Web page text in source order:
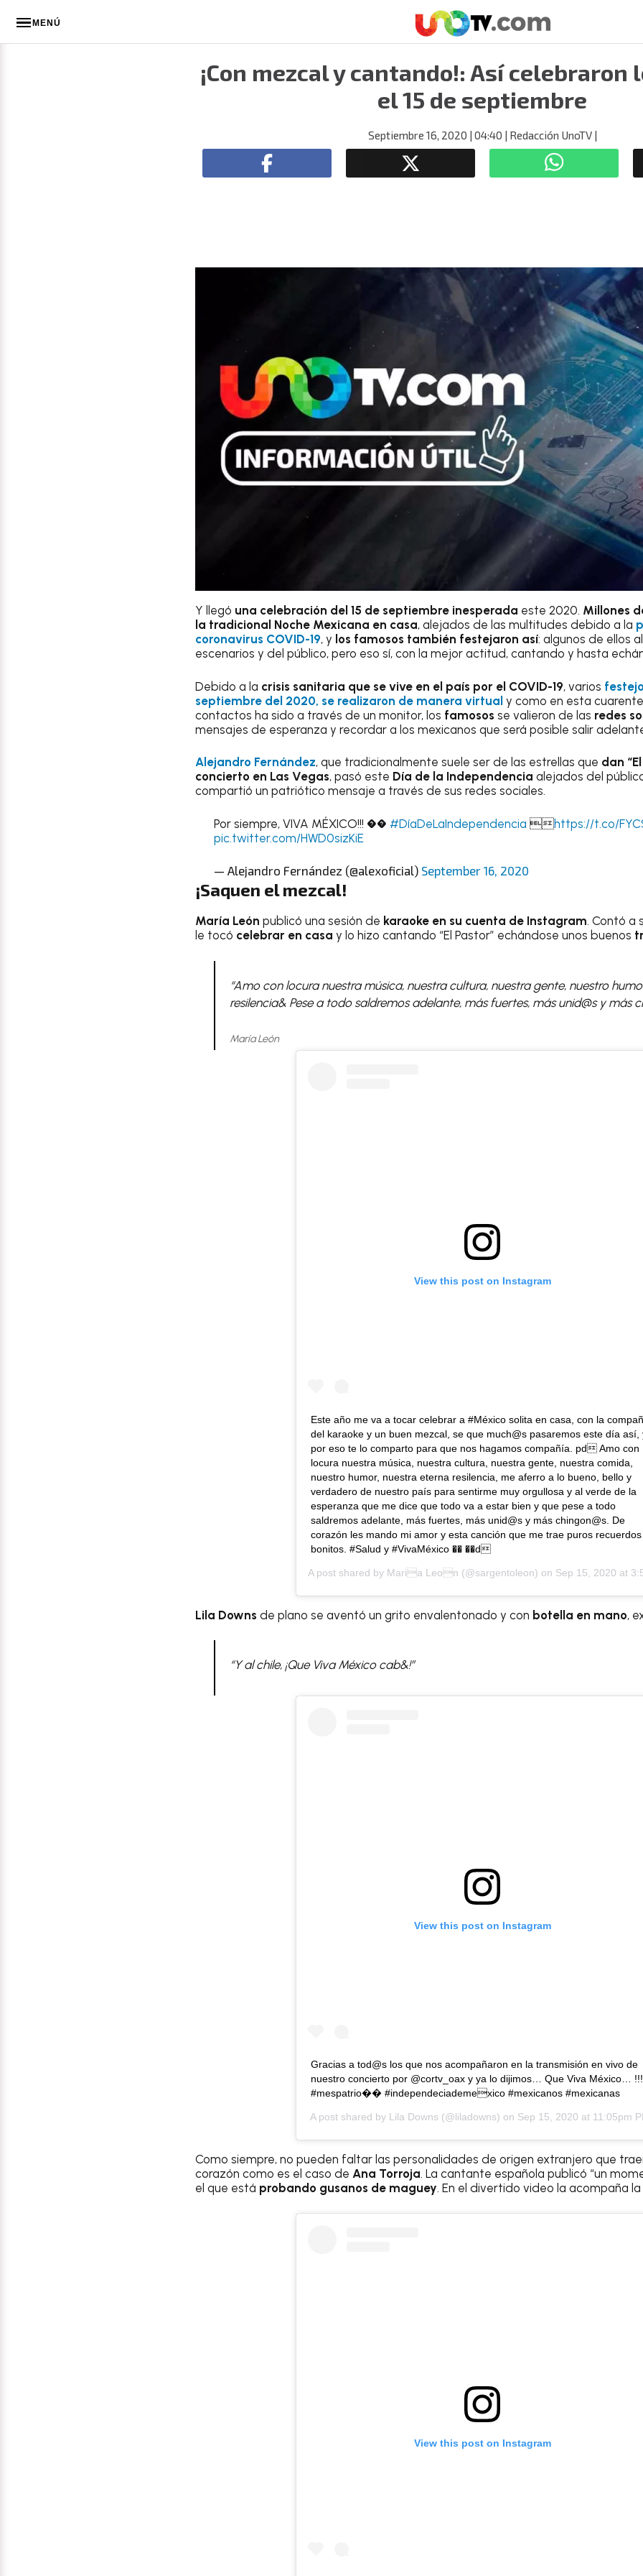
MENÚ
¡Con mezcal y cantando!: Así celebraron
el 15 de septiembre
Septiembre 16, 2020 | 04:40 | Redacción UnoTV|
Y llegó una celebración del 15 de septiembre inesperada este 2020. Millones
la tradicional Noche Mexicana en casa, alejados de las multitudes debido a la
coronavirus COVID-19, y los famosos también festejaron así: algunos de ellos
escenarios y del público, pero eso sí, con la mejor actitud, cantando y hasta
Debido a la crisis sanitaria que se vive en el país por el COVID-19, varios
septiembre del 2020, se realizaron de manera virtual y como en esta
contactos ha sido a través de un monitor, los famosos se valieron de las redes
mensajes de esperanza y recordar a los mexicanos que será posible salir
Alejandro Fernández, que tradicionalmente suele ser de las estrellas que dan
concierto en Las Vegas, pasó este Día de la Independencia alejados del
compartió un patriótico mensaje a través de sus redes sociales.
Por siempre, VIVA MÉXICO!!! �� #DíaDeLaIndependencia https://t.co/
pic.twitter.com/HWD0sizKiE
— Alejandro Fernández (@alexoficial) September 16, 2020
¡Saquen el mezcal!
María León publicó una sesión de karaoke en su cuenta de Instagram. Contó a
le tocó celebrar en casa y lo hizo cantando “El Pastor” echándose unos buenos
“Amo con locura nuestra música, nuestra cultura, nuestra gente, nuestro
resilencia& Pese a todo saldremos adelante, más fuertes, más unid@s y más
María León
View this post on Instagram
Este año me va a tocar celebrar a #México solita en casa, con la
del karaoke y un buen mezcal, se que much@s pasaremos este día así,
por eso te lo comparto para que nos hagamos compañía. pd Amo con
locura nuestra música, nuestra cultura, nuestra gente, nuestra comida,
nuestro humor, nuestra eterna resilencia, me aferro a lo bueno, bello y
verdadero de nuestro país para sentirme muy orgullosa y al verde de la
esperanza que me dice que todo va a estar bien y que pese a todo
saldremos adelante, más fuertes, más unid@s y más chingon@s. De
corazón les mando mi amor y esta canción que me trae puros recuerdos
bonitos. #Salud y #VivaMéxico �� ��d
A post shared by Maria Leon (@sargentoleon) on Sep 15, 2020 at 3:51pm
Lila Downs de plano se aventó un grito envalentonado y con botella en mano,
“Y al chile, ¡Que Viva México cab&!”
View this post on Instagram
Gracias a tod@s los que nos acompañaron en la transmisión en vivo de
nuestro concierto por @cortv_oax y ya lo dijimos… Que Viva México… !!!
#mespatrio�� #independeciademexico #mexicanos #mexicanas
A post shared by Lila Downs (@liladowns) on Sep 15, 2020 at 11:05pm
Como siempre, no pueden faltar las personalidades de origen extranjero que
corazón como es el caso de Ana Torroja. La cantante española publicó “un
el que está probando gusanos de maguey. En el divertido video la acompaña
View this post on Instagram